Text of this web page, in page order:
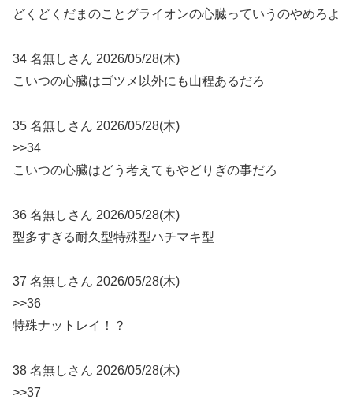
どくどくだまのことグライオンの心臓っていうのやめろよ
34 名無しさん 2026/05/28(木)
こいつの心臓はゴツメ以外にも山程あるだろ
35 名無しさん 2026/05/28(木)
>>34
こいつの心臓はどう考えてもやどりぎの事だろ
36 名無しさん 2026/05/28(木)
型多すぎる耐久型特殊型ハチマキ型
37 名無しさん 2026/05/28(木)
>>36
特殊ナットレイ！？
38 名無しさん 2026/05/28(木)
>>37